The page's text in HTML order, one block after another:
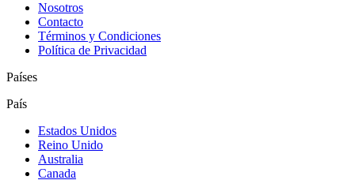
Nosotros
Contacto
Términos y Condiciones
Política de Privacidad
Países
País
Estados Unidos
Reino Unido
Australia
Canada